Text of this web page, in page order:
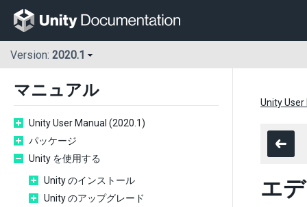
Version: 2020.1
マニュアル
Unity User Manual (2020.1)
パッケージ
Unity を使用する
Unity のインストール
Unity のアップグレード
Unity
エ